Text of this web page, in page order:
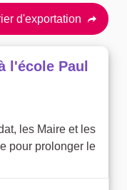
d'exportation
l'école Paul
les Maire et les
pour prolonger le